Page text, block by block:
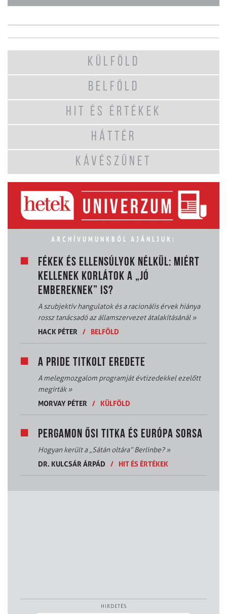
KÜLFÖLD
BELFÖLD
HIT ÉS ÉRTÉKEK
HÁTTÉR
KÁVÉSZÜNET
ARCHÍVUMUNKBÓL AJÁNLJUK:
FÉKEK ÉS ELLENSÚLYOK NÉLKÜL: MIÉRT
KELLENEK KORLÁTOK A „JÓ
EMBEREKNEK” IS?
A szubjektív hangulatok és a racionális érvek hiánya
rossz tanácsadó az államszervezet átalakításánál»
HACK PÉTER
/ BELFÖLD
A PRIDE TITKOLT EREDETE
A melegmozgalom programját évtizedekkel ezelőtt
megírták»
MORVAY PÉTER
/ KÜLFÖLD
PERGAMON ŐSI TITKA ÉS EURÓPA SORSA
Hogyan került a „Sátán oltára” Berlinbe?»
DR. KULCSÁR ÁRPÁD
/ HIT ÉS ÉRTÉKEK
HIRDETÉS